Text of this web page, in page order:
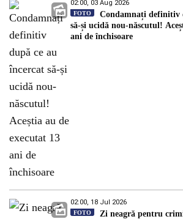
02:00, 03 Aug 2026
FOTO
Condamnați definitiv
să-și ucidă nou-născutul!
ani de închisoare
02:00, 18 Jul 2026
FOTO
Zi neagră pentru